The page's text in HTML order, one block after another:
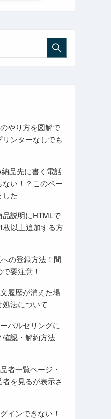
やり方を図解で
ンターなしでも
品先に書く電話
ない！？このペー
した
品説明にHTMLで
枚以上追加する方
の登録方法！間
要注意！
履歴が消えた場
法について
バルセリングに
確認・解約方法
者一覧ページ・
を見るが表示さ
インできない！